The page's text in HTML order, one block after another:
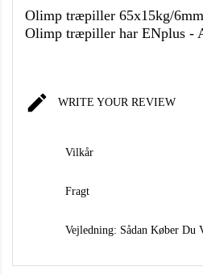
Olimp træpiller 65x15kg/
Olimp træpiller har ENplus -
 WRITE YOUR REVIEW
Vilkår
Fragt
Vejledning: Sådan Køber Du